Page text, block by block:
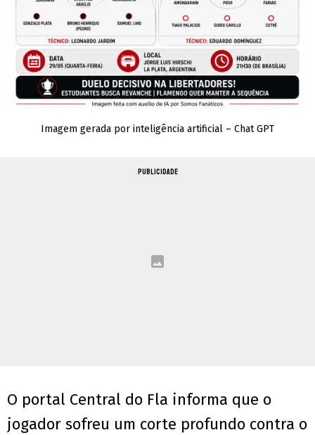
Imagem gerada por inteligência artificial – Chat GPT
PUBLICIDADE
O portal Central do Fla informa que o
jogador sofreu um corte profundo contra o